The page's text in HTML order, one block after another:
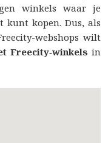
winkels waar je
kopen. Dus, als
webshops wilt
Freecity‑winkels in